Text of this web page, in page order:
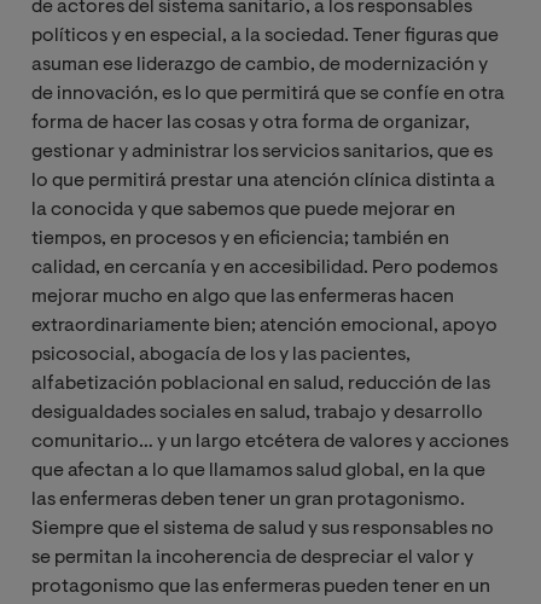
de actores del sistema sanitario, a los responsables
políticos y en especial, a la sociedad. Tener figuras que
asuman ese liderazgo de cambio, de modernización y
de innovación, es lo que permitirá que se confíe en otra
forma de hacer las cosas y otra forma de organizar,
gestionar y administrar los servicios sanitarios, que es
lo que permitirá prestar una atención clínica distinta a
la conocida y que sabemos que puede mejorar en
tiempos, en procesos y en eficiencia; también en
calidad, en cercanía y en accesibilidad. Pero podemos
mejorar mucho en algo que las enfermeras hacen
extraordinariamente bien; atención emocional, apoyo
psicosocial, abogacía de los y las pacientes,
alfabetización poblacional en salud, reducción de las
desigualdades sociales en salud, trabajo y desarrollo
comunitario… y un largo etcétera de valores y acciones
que afectan a lo que llamamos salud global, en la que
las enfermeras deben tener un gran protagonismo.
Siempre que el sistema de salud y sus responsables no
se permitan la incoherencia de despreciar el valor y
protagonismo que las enfermeras pueden tener en un